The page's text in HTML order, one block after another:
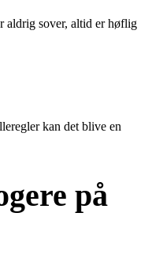
aldrig sover, altid er høflig
kan det blive en
på